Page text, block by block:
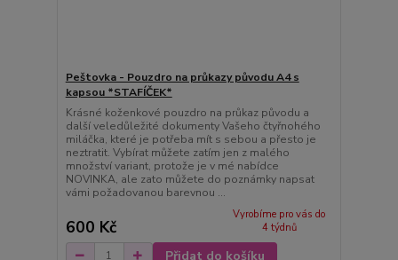
Peštovka - Pouzdro na průkazy původu A4 s
kapsou *STAFÍČEK*
Krásné koženkové pouzdro na průkaz původu a
další veledůležité dokumenty Vašeho čtyřnohého
miláčka, které je potřeba mít s sebou a přesto je
neztratit. Vybírat můžete zatím jen z malého
množství variant, protože je v mé nabídce
NOVINKA, ale zato můžete do poznámky napsat
vámi požadovanou barevnou ...
600 Kč
Vyrobíme pro vás do
4 týdnů
Přidat do košíku